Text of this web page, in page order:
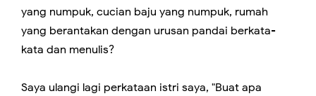
yang numpuk, cucian baju yang numpuk, rumah
yang berantakan dengan urusan pandai berkata-
kata dan menulis?
Saya ulangi lagi perkataan istri saya, "Buat apa